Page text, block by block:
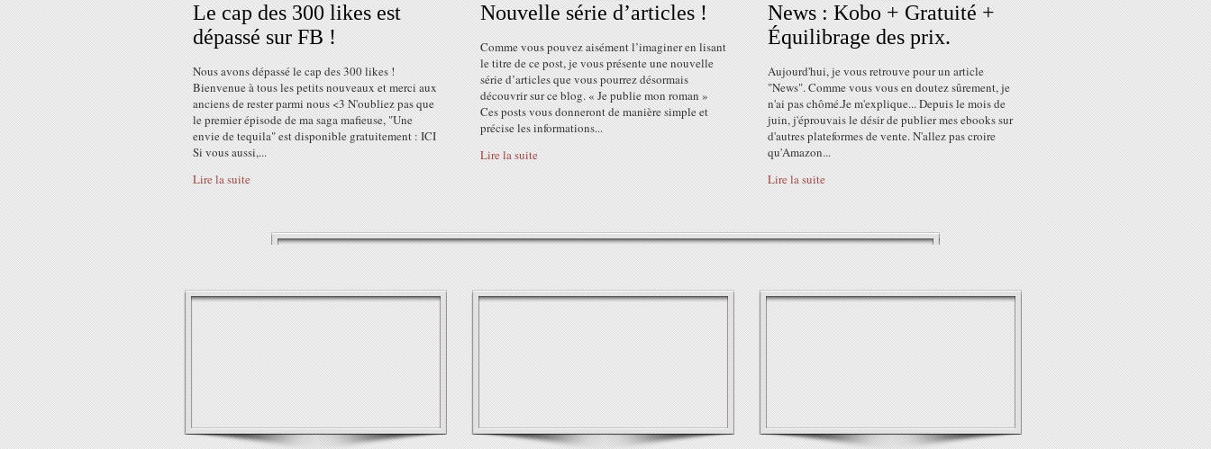
Le cap des 300 likes est
dépassé sur FB !
Nous avons dépassé le cap des 300 likes !
Bienvenue à tous les petits nouveaux et merci aux
anciens de rester parmi nous <3 N'oubliez pas que
le premier épisode de ma saga mafieuse, "Une
envie de tequila" est disponible gratuitement : ICI
Si vous aussi,...
Lire la suite
Nouvelle série d’articles !
Comme vous pouvez aisément l’imaginer en lisant
le titre de ce post, je vous présente une nouvelle
série d’articles que vous pourrez désormais
découvrir sur ce blog. « Je publie mon roman »
Ces posts vous donneront de manière simple et
précise les informations...
Lire la suite
News : Kobo + Gratuité +
Équilibrage des prix.
Aujourd'hui, je vous retrouve pour un article
"News". Comme vous vous en doutez sûrement, je
n'ai pas chômé.Je m'explique... Depuis le mois de
juin, j'éprouvais le désir de publier mes ebooks sur
d'autres plateformes de vente. N'allez pas croire
qu'Amazon...
Lire la suite